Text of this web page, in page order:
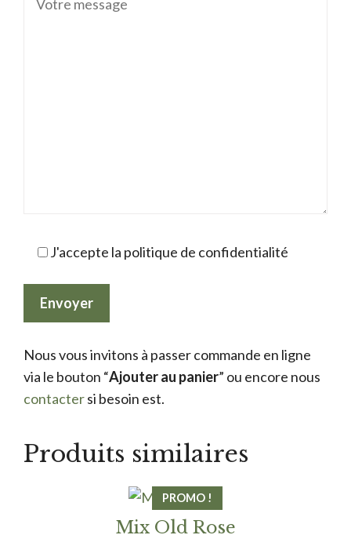
J'accepte la politique de confidentialité
Nous vous invitons à passer commande en ligne
via le bouton “Ajouter au panier” ou encore nous
contactersi besoin est.
Produits similaires
PROMO !
Mix Old Rose